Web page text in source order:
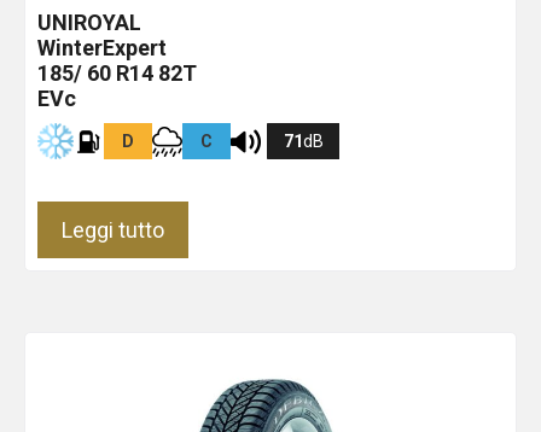
UNIROYAL
WinterExpert
185/ 60 R14 82T
EVc
D C 71dB
Leggi tutto